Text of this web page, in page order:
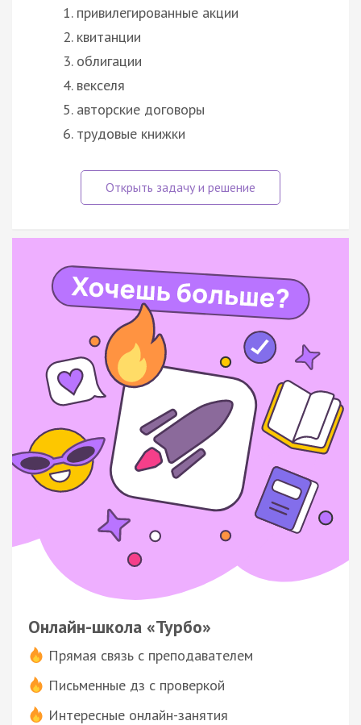
привилегированные акции
квитанции
облигации
векселя
авторские договоры
трудовые книжки
Онлайн-школа «Турбо»
Прямая связь с преподавателем
Письменные дз с проверкой
Интересные онлайн-занятия